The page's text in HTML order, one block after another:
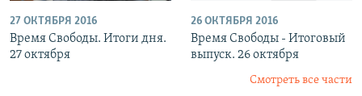
27 ОКТЯБРЯ 2016
Время Свободы. Итоги дня.
27 октября
26 ОКТЯБРЯ 2016
Время Свободы - Итоговый
выпуск. 26 октября
Смотреть все части